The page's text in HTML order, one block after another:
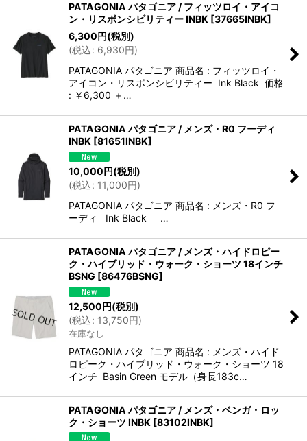
PATAGONIA パタゴニア / フィッツロイ・アイコ
ン・リスポンシビリティー INBK [37665INBK]
6,300円(税別)
(税込: 6,930円)
PATAGONIA パタゴニア 商品名 : フィッツロイ・
アイコン・リスポンシビリティー Ink Black 価格
: ￥6,300 ＋…
PATAGONIA パタゴニア / メンズ・R0 フーディ
INBK [81651INBK]
10,000円(税別)
(税込: 11,000円)
PATAGONIA パタゴニア 商品名 : メンズ・R0 フ
ーディ Ink Black …
PATAGONIA パタゴニア / メンズ・ハイドロピー
ク・ハイブリッド・ウォーク・ショーツ 18インチ
BSNG [86476BSNG]
12,500円(税別)
(税込: 13,750円)
在庫なし
PATAGONIA パタゴニア 商品名 : メンズ・ハイド
ロピーク・ハイブリッド・ウォーク・ショーツ 18
インチ Basin Green モデル（身長183c…
PATAGONIA パタゴニア / メンズ・ベンガ・ロッ
ク・ショーツ INBK [83102INBK]